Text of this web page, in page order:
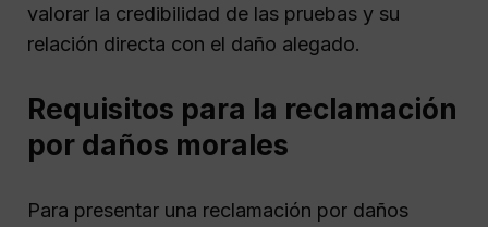
valorar la credibilidad de las pruebas y su
relación directa con el daño alegado.
Requisitos para la reclamación
por daños morales
Para presentar una reclamación por daños